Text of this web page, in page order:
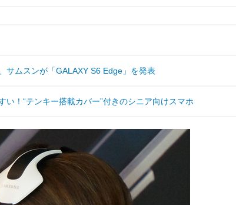
サムスンが「GALAXY S6 Edge」を発表
い！“テンキー搭載カバー”付きのシニア向けスマホ